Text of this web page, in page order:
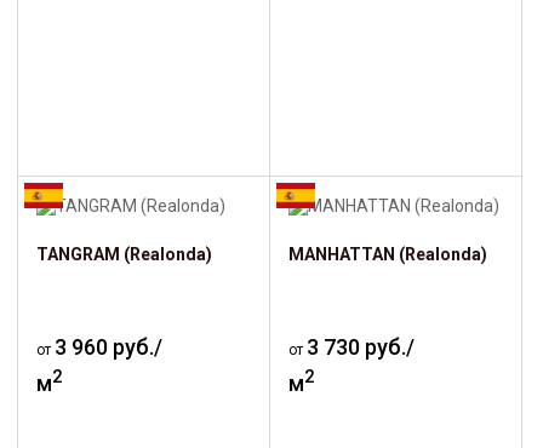
TANGRAM (Realonda)
от 3 960 руб./
м2
MANHATTAN (Realonda)
от 3 730 руб./
м2